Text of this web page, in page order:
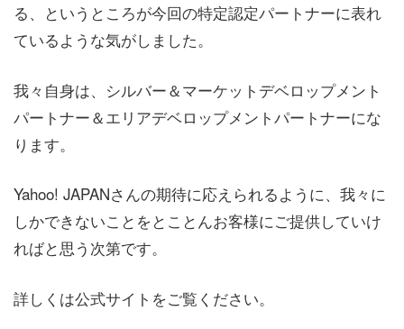
る、というところが今回の特定認定パートナーに表れ
ているような気がしました。
我々自身は、シルバー＆マーケットデベロップメント
パートナー＆エリアデベロップメントパートナーにな
ります。
Yahoo! JAPANさんの期待に応えられるように、我々に
しかできないことをとことんお客様にご提供していけ
ればと思う次第です。
詳しくは公式サイトをご覧ください。